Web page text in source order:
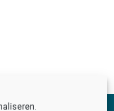
/Kolos